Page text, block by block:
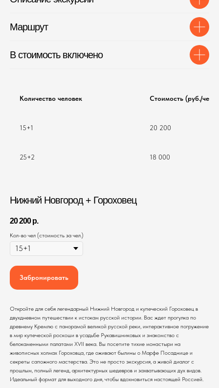
Маршрут
В стоимость включено
Количество человек Стоимость (руб./чел.)
15+1 20 200
25+2 18 000
Нижний Новгород + Гороховец
20 200 р.
Кол-во чел (стоимость за чел.)
Забронировать
Откройте для себя легендарный Нижний Новгород и купеческий Гороховец в
двухдневном путешествии к истокам русской истории. Вас ждет прогулка по
древнему Кремлю с панорамой великой русской реки, интерактивное погружение
в мир купеческой роскоши в усадьбе Рукавишниковых и знакомство с
белокаменными палатами XVII века. Вы посетите тихие монастыри на
живописных холмах Гороховца, где оживают былины о Марфе Посаднице и
секреты сапожного мастерства. Это не просто экскурсия, а живой диалог с
прошлым, полный легенд, архитектурных шедевров и захватывающих дух видов.
Идеальный формат для выходного дня, чтобы вдохновиться настоящей Россией.